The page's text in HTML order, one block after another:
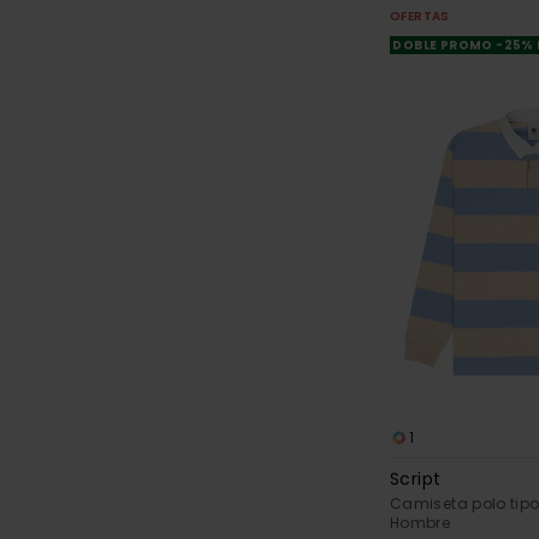
OFERTAS
DOBLE PROMO -25%
1
Script
Camiseta polo tipo
Hombre